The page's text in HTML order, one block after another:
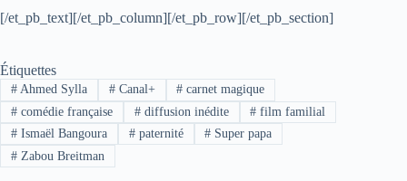
[/et_pb_text][/et_pb_column][/et_pb_row][/et_pb_section]
Étiquettes
#Ahmed Sylla #Canal+ # carnet magique
#comédie française #diffusion inédite # film familial
#Ismaël Bangoura #paternité # Super papa
#Zabou Breitman